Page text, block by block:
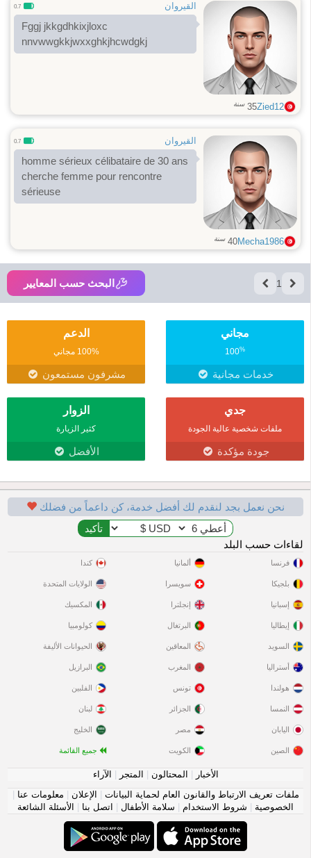
القيروان 0.7
Fggj jkkgdhkixjloxc
nnvwwgkkjwxxghkjhcwdgkj
Zied12
35 سنة
القيروان 0.7
homme sérieux célibataire de 30 ans
cherche femme pour rencontre
sérieuse
Mecha1986
40 سنة
1 البحث حسب المعايير
مجاني
100%
خدمات مجانية
الدعم
100% مجاني
مشرفون مستمعون
جدي
ملفات شخصية عالية الجودة
جودة مؤكدة
الزوار
كثير الزيارة
الأفضل
نحن نعمل بجد لنقدم لك أفضل خدمة، كن داعماً من فضلك
لقاءات حسب البلد
فرنسا
بلجيكا
إسبانيا
إيطاليا
السويد
ألمانيا
سويسرا
إنجلترا
البرتغال
المعاقين
كندا
الولايات المتحدة
المكسيك
كولومبيا
الحيوانات الأليفة
أستراليا
هولندا
النمسا
اليابان
الصين
المغرب
تونس
الجزائر
مصر
الكويت
البرازيل
الفلبين
لبنان
الخليج
جميع القائمة
الأخبار المحتالون المتجر
الآراء
ملفات تعريف الارتباط والقانون العام لحماية البيانات
الإعلان معلومات عنا
الخصوصية
شروط الاستخدام سلامة الأطفال اتصل بنا الأسئلة الشائعة